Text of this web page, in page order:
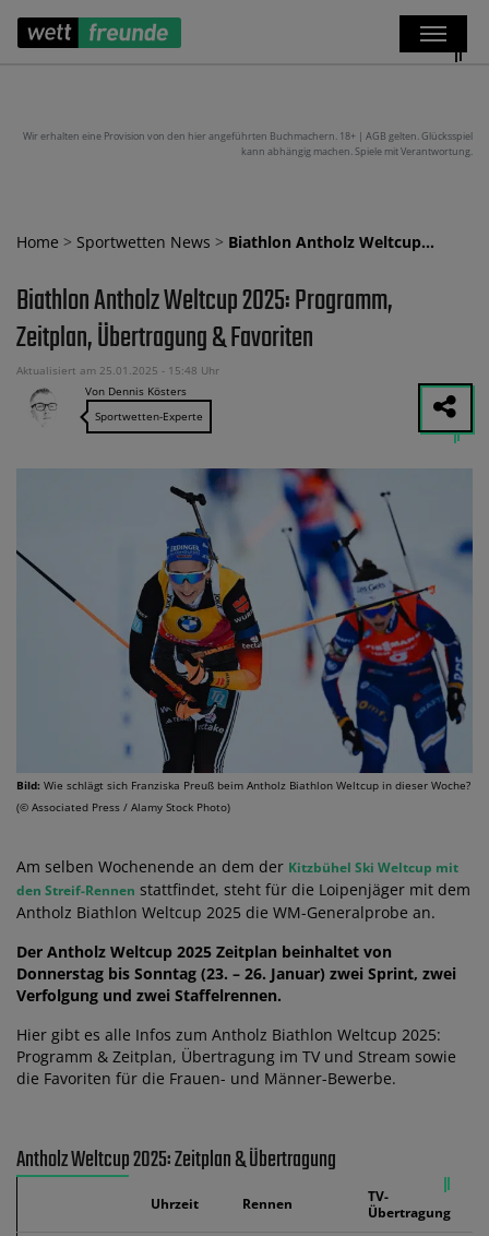
Wir erhalten eine Provision von den hier angeführten Buchmachern. 18+ | AGB gelten. Glücksspiel
kann abhängig machen. Spiele mit Verantwortung.
Home > Sportwetten News > Biathlon Antholz Weltcup…
Biathlon Antholz Weltcup 2025: Programm,
Zeitplan, Übertragung & Favoriten
Aktualisiert am 25.01.2025 - 15:48 Uhr
Von Dennis Kösters
Sportwetten-Experte
Bild: Wie schlägt sich Franziska Preuß beim Antholz Biathlon Weltcup in dieser Woche?
(© Associated Press / Alamy Stock Photo)
Am selben Wochenende an dem der Kitzbühel Ski Weltcup mit
den Streif-Rennen stattfindet, steht für die Loipenjäger mit dem
Antholz Biathlon Weltcup 2025 die WM-Generalprobe an.
Der Antholz Weltcup 2025 Zeitplan beinhaltet von
Donnerstag bis Sonntag (23. – 26. Januar) zwei Sprint, zwei
Verfolgung und zwei Staffelrennen.
Hier gibt es alle Infos zum Antholz Biathlon Weltcup 2025:
Programm & Zeitplan, Übertragung im TV und Stream sowie
die Favoriten für die Frauen- und Männer-Bewerbe.
Antholz Weltcup 2025: Zeitplan & Übertragung
Uhrzeit Rennen
TV-
Übertragung